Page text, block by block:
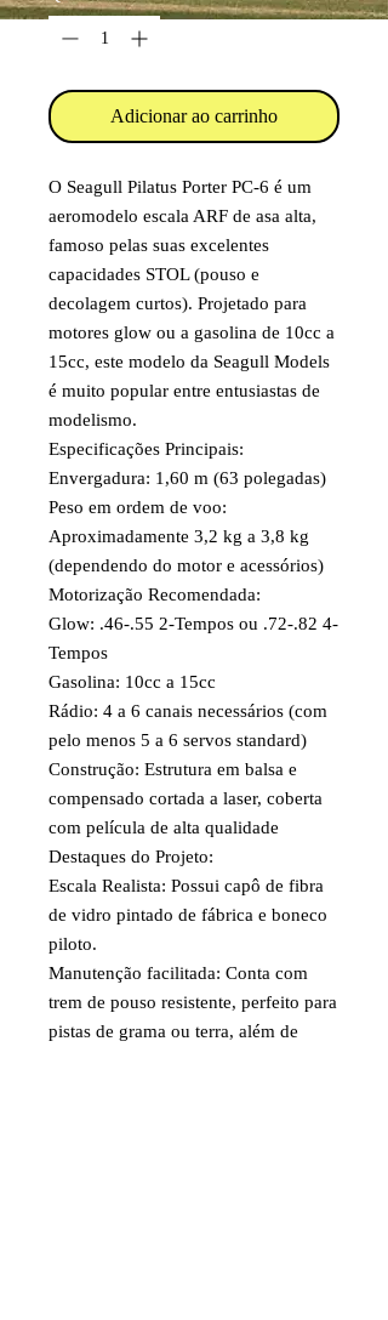
Adicionar ao carrinho
O Seagull Pilatus Porter PC-6 é um
aeromodelo escala ARF de asa alta,
famoso pelas suas excelentes
capacidades STOL (pouso e
decolagem curtos). Projetado para
motores glow ou a gasolina de 10cc a
15cc, este modelo da Seagull Models
é muito popular entre entusiastas de
modelismo.
Especificações Principais:
Envergadura: 1,60 m (63 polegadas)
Peso em ordem de voo:
Aproximadamente 3,2 kg a 3,8 kg
(dependendo do motor e acessórios)
Motorização Recomendada:
Glow: .46-.55 2-Tempos ou .72-.82 4-
Tempos
Gasolina: 10cc a 15cc
Rádio: 4 a 6 canais necessários (com
pelo menos 5 a 6 servos standard)
Construção: Estrutura em balsa e
compensado cortada a laser, coberta
com película de alta qualidade
Destaques do Projeto:
Escala Realista: Possui capô de fibra
de vidro pintado de fábrica e boneco
piloto.
Manutenção facilitada: Conta com
trem de pouso resistente, perfeito para
pistas de grama ou terra, além de